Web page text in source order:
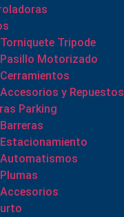
Torniquete Tripode
Pasillo Motorizado
Cerramientos
Accesorios y Repuestos
Parking
Barreras
Estacionamiento
Automatismos
Plumas
Accesorios